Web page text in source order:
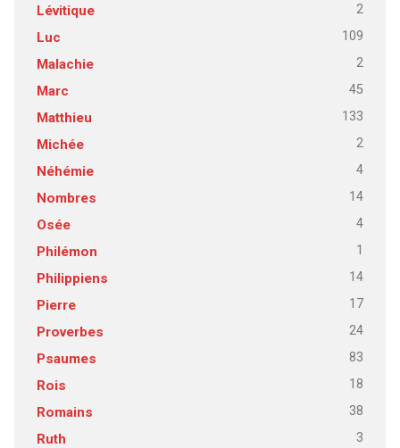
Lévitique 2
Luc 109
Malachie 2
Marc 45
Matthieu 133
Michée 2
Néhémie 4
Nombres 14
Osée 4
Philémon 1
Philippiens 14
Pierre 17
Proverbes 24
Psaumes 83
Rois 18
Romains 38
Ruth 3